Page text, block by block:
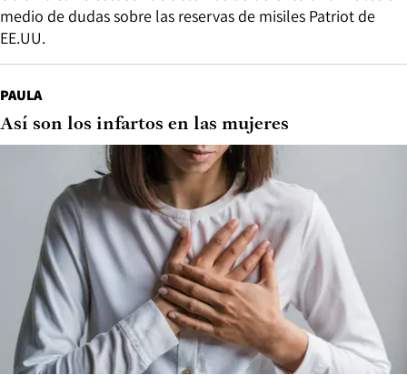
medio de dudas sobre las reservas de misiles Patriot de
EE.UU.
PAULA
Así son los infartos en las mujeres